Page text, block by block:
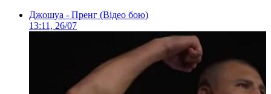
Джошуа - Пренг (Відео бою)
13:11, 26/07